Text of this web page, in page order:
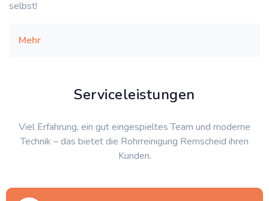
selbst!
Mehr
Serviceleistungen
Viel Erfahrung, ein gut eingespieltes Team und moderne
Technik – das bietet die Rohrreinigung Remscheid ihren
Kunden.